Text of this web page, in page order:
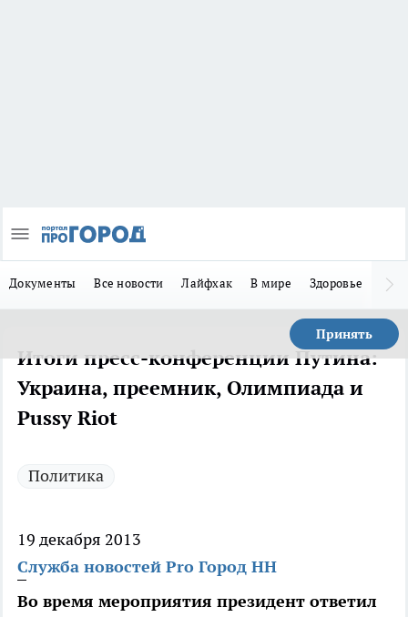
Документы Все новости Лайфхак В мире Здоровье
Принять
Итоги пресс-конференции Путина:
Украина, преемник, Олимпиада и
Pussy Riot
Политика
19 декабря 2013
Служба новостей Pro Город НН
Во время мероприятия президент ответил